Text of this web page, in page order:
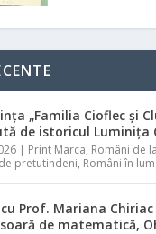
„Familia Cioflec și
de istoricul Luminița
| Print Marca, Români de
pretutindeni, Români în
Prof. Mariana Chiriac
de matematică,